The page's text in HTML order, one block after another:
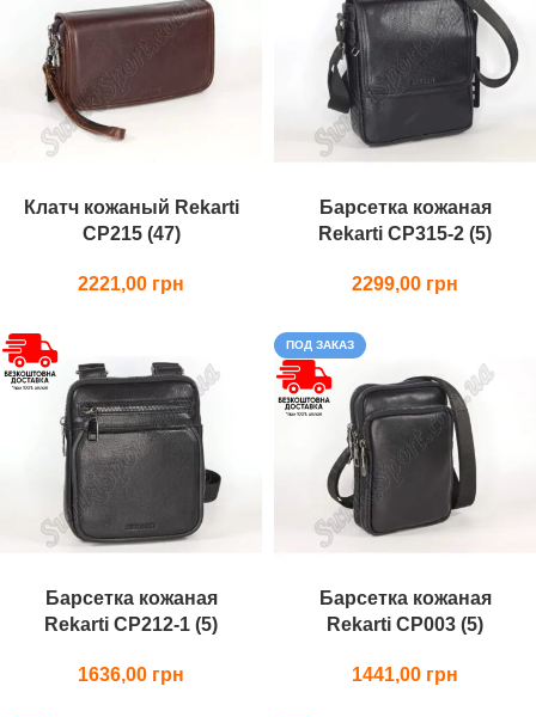
Клатч кожаный Rekarti
СР215 (47)
2221,00
Барсетка кожаная
Rekarti СР315-2 (5)
2299,00
Барсетка кожаная
Rekarti СР212-1 (5)
1636,00
ПОД ЗАКАЗ
Барсетка кожаная
Rekarti СР003 (5)
1441,00